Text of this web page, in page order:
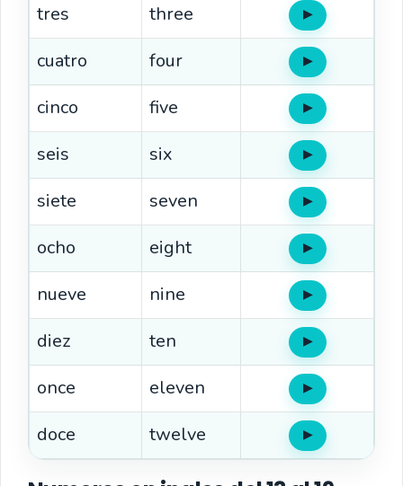
tres three ▶Oír
cuatro four ▶Oír
cinco five ▶Oír
seis six ▶Oír
siete seven ▶Oír
ocho eight ▶Oír
nueve nine ▶Oír
diez ten ▶Oír
once eleven ▶Oír
doce twelve ▶Oír